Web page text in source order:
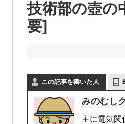
技術部の壺
要]
この記事を書いた人
みのむし
主に電気関